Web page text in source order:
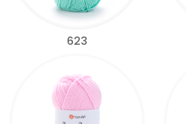
623